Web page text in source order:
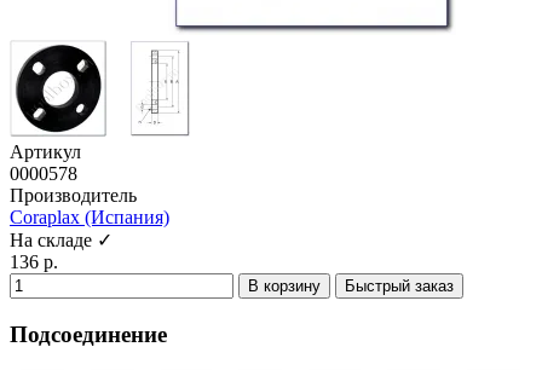
Артикул
0000578
Производитель
Coraplax (Испания)
На складе ✓
136 р.
В корзину Быстрый заказ
Подсоединение